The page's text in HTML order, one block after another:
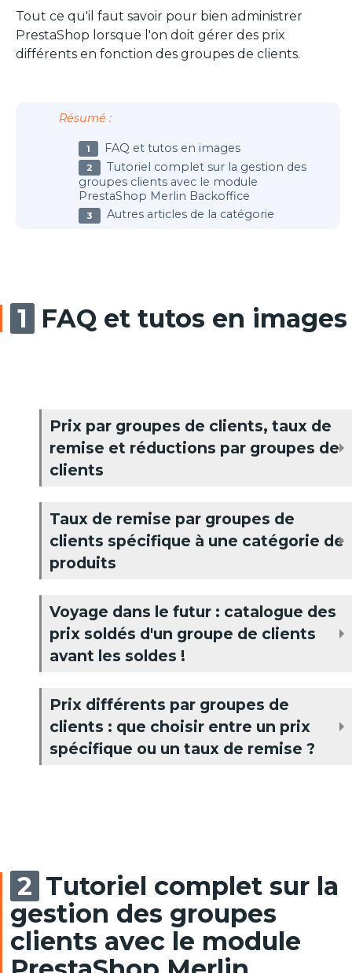
Tout ce qu'il faut savoir pour bien administrer
PrestaShop lorsque l'on doit gérer des prix
différents en fonction des groupes de clients.
Résumé :
FAQ et tutos en images
Tutoriel complet sur la gestion des
groupes clients avec le module
PrestaShop Merlin Backoffice
Autres articles de la catégorie
FAQ et tutos en images
Prix par groupes de clients, taux de
remise et réductions par groupes de
clients
Taux de remise par groupes de
clients spécifique à une catégorie de
produits
Voyage dans le futur : catalogue des
prix soldés d'un groupe de clients
avant les soldes !
Prix différents par groupes de
clients : que choisir entre un prix
spécifique ou un taux de remise ?
Tutoriel complet sur la
gestion des groupes
clients avec le module